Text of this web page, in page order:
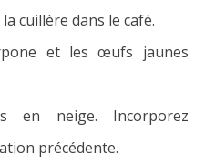
cuillère dans le café.
et les œufs jaunes
en neige. Incorporez
précédente.